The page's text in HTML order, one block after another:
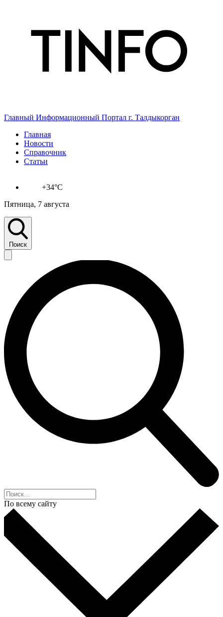
Главный Информационный Портал г. Талдыкорган
Главная
Новости
Справочник
Статьи
+34°C
Пятница, 7 августа
Поиск
По всему сайту